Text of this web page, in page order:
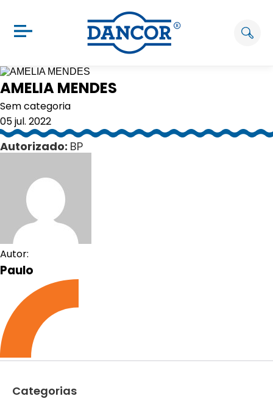
AMELIA MENDES
Sem categoria
05 jul. 2022
Autorizado: BP
Autor:
Paulo
Categorias